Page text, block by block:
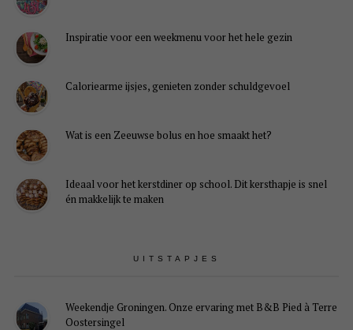
Inspiratie voor een weekmenu voor het hele gezin
Caloriearme ijsjes, genieten zonder schuldgevoel
Wat is een Zeeuwse bolus en hoe smaakt het?
Ideaal voor het kerstdiner op school. Dit kersthapje is snel
én makkelijk te maken
UITSTAPJES
Weekendje Groningen. Onze ervaring met B&B Pied à Terre
Oostersingel